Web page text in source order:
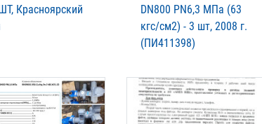
Красноярский
DN800 PN6,3 МПа (63
кгс/см2) - 3 шт, 2008 г.
(ПИ411398)